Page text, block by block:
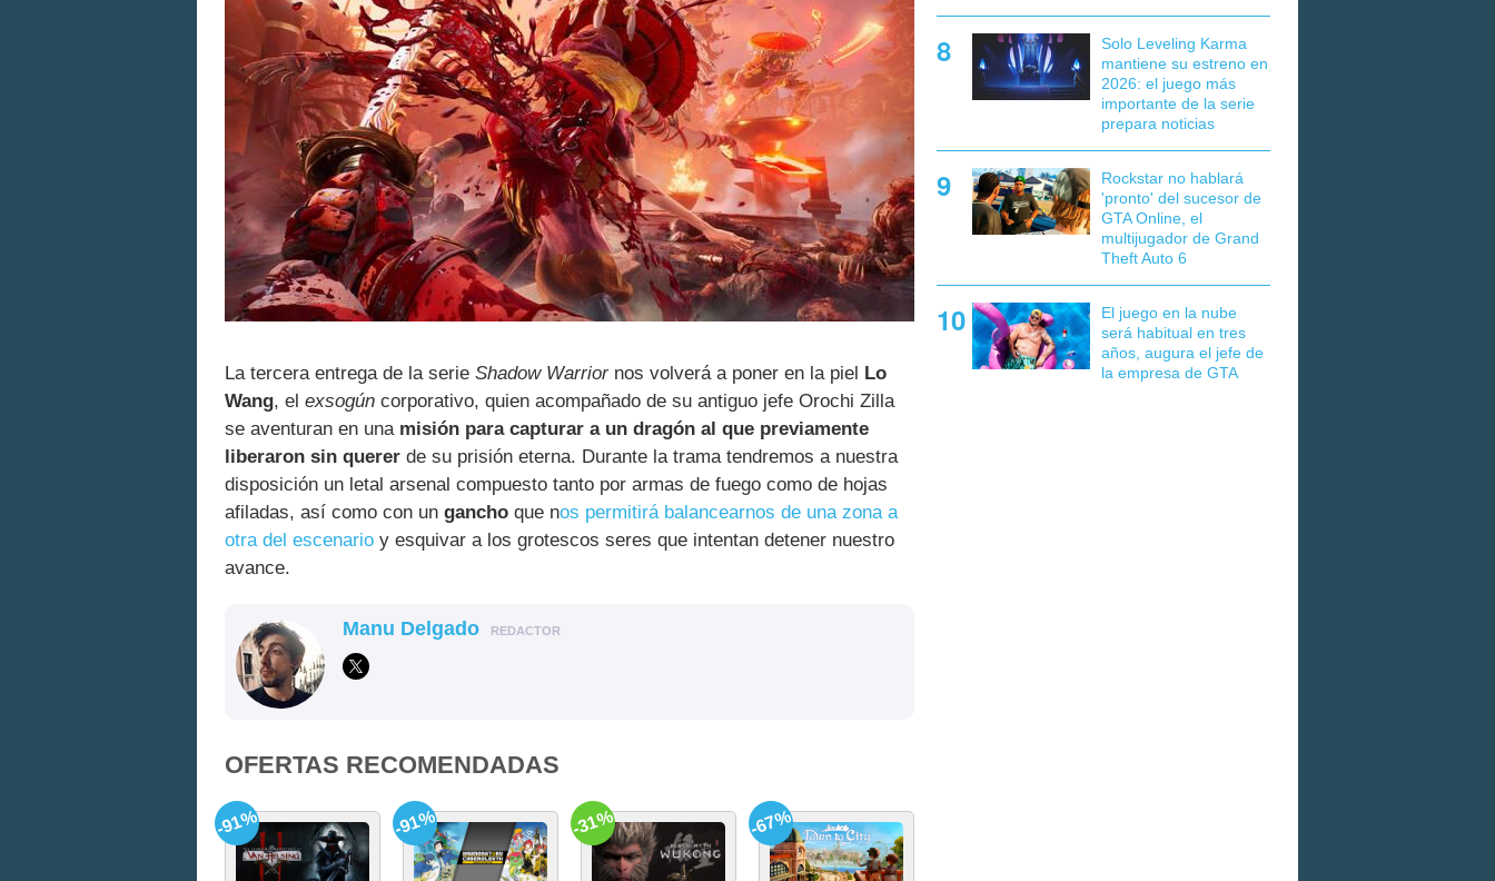
La tercera entrega de la serie Shadow Warriornos volverá a poner en la piel Lo
Wang, el exsogún corporativo, quien acompañado de su antiguo jefe Orochi Zilla
se aventuran en una misión para capturar a un dragón al que previamente
liberaron sin querer de su prisión eterna. Durante la trama tendremos a nuestra
disposición un letal arsenal compuesto tanto por armas de fuego como de hojas
afiladas, así como con un gancho que nos permitirá balancearnos de una zona a
otra del escenario y esquivar a los grotescos seres que intentan detener nuestro
avance.
Manu Delgado REDACTOR
OFERTAS RECOMENDADAS
-91% -91% -31% -67%
Solo Leveling Karma
mantiene su estreno en
2026: el juego más
importante de la serie
prepara noticias
Rockstar no hablará
'pronto' del sucesor de
GTA Online, el
multijugador de Grand
Theft Auto 6
El juego en la nube
será habitual en tres
años, augura el jefe de
la empresa de GTA